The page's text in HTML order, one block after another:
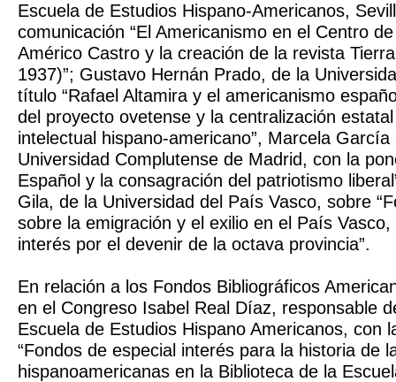
Escuela de Estudios Hispano-Americanos,
comunicación “El Americanismo en el Centro
Américo Castro y la creación de la revista
1937)”; Gustavo Hernán Prado, de la
título “Rafael Altamira y el americanismo
del proyecto ovetense y la centralización
intelectual hispano-americano”, Marcela
Universidad Complutense de Madrid, con la
Español y la consagración del patriotismo
Gila, de la Universidad del País Vasco, sobre
sobre la emigración y el exilio en el País
interés por el devenir de la octava provincia”.
En relación a los Fondos Bibliográficos
en el Congreso Isabel Real Díaz, responsable
Escuela de Estudios Hispano Americanos, con
“Fondos de especial interés para la historia de
hispanoamericanas en la Biblioteca de la